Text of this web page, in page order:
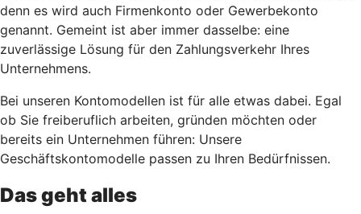
denn es wird auch Firmenkonto oder Gewerbekonto
genannt. Gemeint ist aber immer dasselbe: eine
zuverlässige Lösung für den Zahlungsverkehr Ihres
Unternehmens.
Bei unseren Kontomodellen ist für alle etwas dabei. Egal
ob Sie freiberuflich arbeiten, gründen möchten oder
bereits ein Unternehmen führen: Unsere
Geschäftskontomodelle passen zu Ihren Bedürfnissen.
Das geht alles